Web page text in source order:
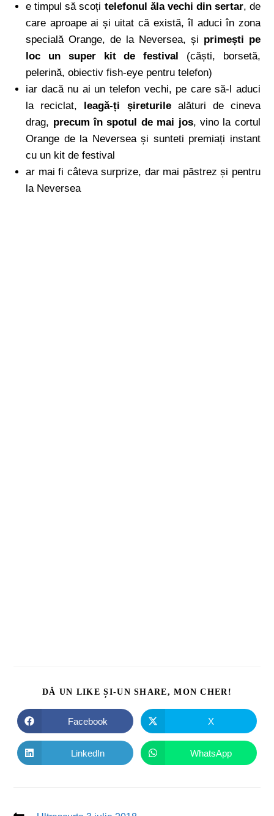
e timpul să scoți telefonul ăla vechi din sertar, de
care aproape ai și uitat că există, îl aduci în zona
specială Orange, de la Neversea, și primești pe
loc un super kit de festival
(căști, borsetă,
pelerină, obiectiv fish-eye pentru telefon)
iar dacă nu ai un telefon vechi, pe care să-l aduci
la reciclat,
leagă-ți șireturilealături de cineva
drag, precum în spotul de mai jos, vino la cortul
Orange de la Neversea și sunteti premiați instant
cu un kit de festival
ar mai fi câteva surprize, dar mai păstrez și pentru
la Neversea
DĂ UN LIKE ȘI-UN SHARE, MON CHER!
Facebook X
LinkedIn WhatsApp